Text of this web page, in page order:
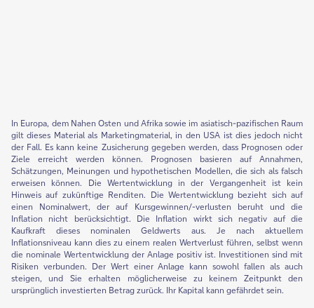
In Europa, dem Nahen Osten und Afrika sowie im asiatisch-pazifischen Raum
gilt dieses Material als Marketingmaterial, in den USA ist dies jedoch nicht
der Fall. Es kann keine Zusicherung gegeben werden, dass Prognosen oder
Ziele erreicht werden können. Prognosen basieren auf Annahmen,
Schätzungen, Meinungen und hypothetischen Modellen, die sich als falsch
erweisen können. Die Wertentwicklung in der Vergangenheit ist kein
Hinweis auf zukünftige Renditen. Die Wertentwicklung bezieht sich auf
einen Nominalwert, der auf Kursgewinnen/-verlusten beruht und die
Inflation nicht berücksichtigt. Die Inflation wirkt sich negativ auf die
Kaufkraft dieses nominalen Geldwerts aus. Je nach aktuellem
Inflationsniveau kann dies zu einem realen Wertverlust führen, selbst wenn
die nominale Wertentwicklung der Anlage positiv ist. Investitionen sind mit
Risiken verbunden. Der Wert einer Anlage kann sowohl fallen als auch
steigen, und Sie erhalten möglicherweise zu keinem Zeitpunkt den
ursprünglich investierten Betrag zurück. Ihr Kapital kann gefährdet sein.